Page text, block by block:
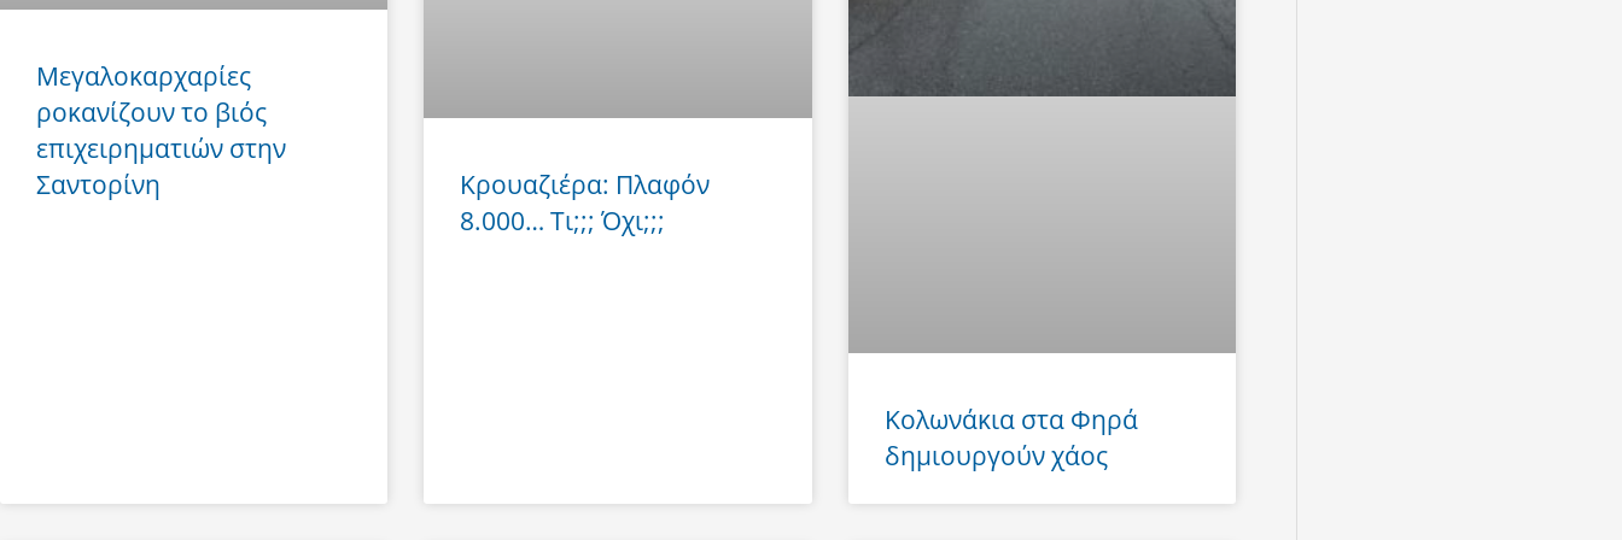
Μεγαλοκαρχαρίες
ροκανίζουν το βιός
επιχειρηματιών στην
Σαντορίνη
Κρουαζιέρα: Πλαφόν
8.000… Τι;;; Όχι;;;
Κολωνάκια στα Φηρά
δημιουργούν χάος